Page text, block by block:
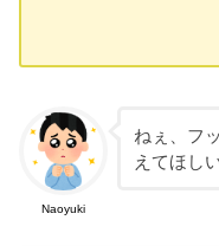
Naoyuki
ねぇ、フ
えてほし